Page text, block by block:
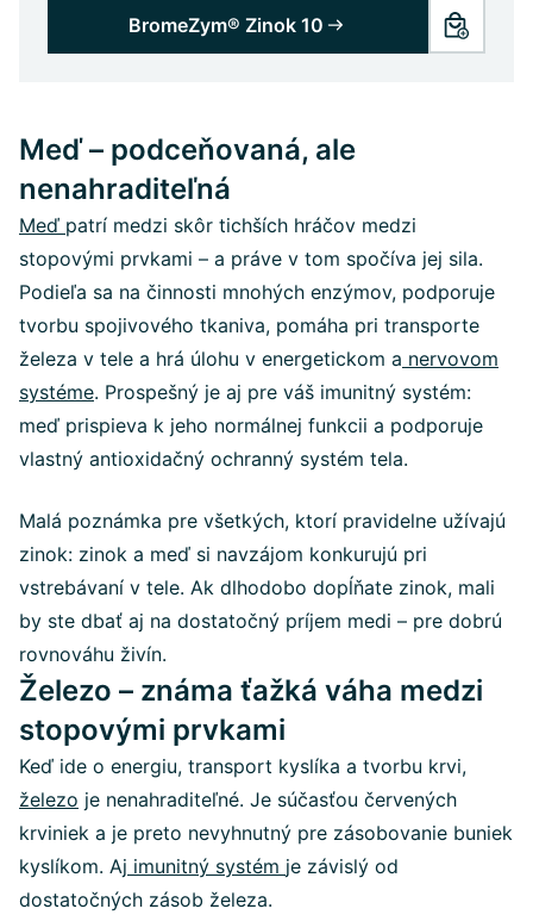
BromeZym® Zinok 10
Meď – podceňovaná, ale
nenahraditeľná
Meď patrí medzi skôr tichších hráčov medzi
stopovými prvkami – a práve v tom spočíva jej sila.
Podieľa sa na činnosti mnohých enzýmov, podporuje
tvorbu spojivového tkaniva, pomáha pri transporte
železa v tele a hrá úlohu v energetickom a nervovom
systéme. Prospešný je aj pre váš imunitný systém:
meď prispieva k jeho normálnej funkcii a podporuje
vlastný antioxidačný ochranný systém tela.
Malá poznámka pre všetkých, ktorí pravidelne užívajú
zinok: zinok a meď si navzájom konkurujú pri
vstrebávaní v tele. Ak dlhodobo dopĺňate zinok, mali
by ste dbať aj na dostatočný príjem medi – pre dobrú
rovnováhu živín.
Železo – známa ťažká váha medzi
stopovými prvkami
Keď ide o energiu, transport kyslíka a tvorbu krvi,
železo je nenahraditeľné. Je súčasťou červených
krviniek a je preto nevyhnutný pre zásobovanie buniek
kyslíkom. Aj imunitný systém je závislý od
dostatočných zásob železa.